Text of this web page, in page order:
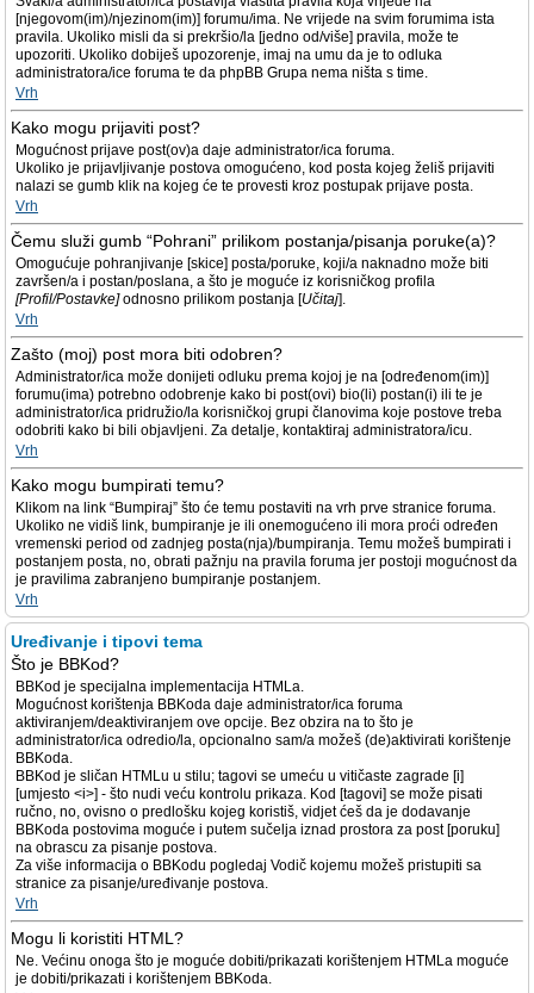
[njegovom(im)/njezinom(im)] forumu/ima. Ne vrijede na svim forumima ista
pravila. Ukoliko misli da si prekršio/la [jedno od/više] pravila, može te
upozoriti. Ukoliko dobiješ upozorenje, imaj na umu da je to odluka
administratora/ice foruma te da phpBB Grupa nema ništa s time.
Vrh
Kako mogu prijaviti post?
Mogućnost prijave post(ov)a daje administrator/ica foruma.
Ukoliko je prijavljivanje postova omogućeno, kod posta kojeg želiš prijaviti
nalazi se gumb klik na kojeg će te provesti kroz postupak prijave posta.
Vrh
Čemu služi gumb “Pohrani” prilikom postanja/pisanja poruke(a)?
Omogućuje pohranjivanje [skice] posta/poruke, koji/a naknadno može biti
završen/a i postan/poslana, a što je moguće iz korisničkog profila
[Profil/Postavke]odnosno prilikom postanja [Učitaj].
Vrh
Zašto (moj) post mora biti odobren?
Administrator/ica može donijeti odluku prema kojoj je na [određenom(im)]
forumu(ima) potrebno odobrenje kako bi post(ovi) bio(li) postan(i) ili te je
administrator/ica pridružio/la korisničkoj grupi članovima koje postove treba
odobriti kako bi bili objavljeni. Za detalje, kontaktiraj administratora/icu.
Vrh
Kako mogu bumpirati temu?
Klikom na link “Bumpiraj” što će temu postaviti na vrh prve stranice foruma.
Ukoliko ne vidiš link, bumpiranje je ili onemogućeno ili mora proći određen
vremenski period od zadnjeg posta(nja)/bumpiranja. Temu možeš bumpirati i
postanjem posta, no, obrati pažnju na pravila foruma jer postoji mogućnost da
je pravilima zabranjeno bumpiranje postanjem.
Vrh
Uređivanje i tipovi tema
Što je BBKod?
BBKod je specijalna implementacija HTMLa.
Mogućnost korištenja BBKoda daje administrator/ica foruma
aktiviranjem/deaktiviranjem ove opcije. Bez obzira na to što je
administrator/ica odredio/la, opcionalno sam/a možeš (de)aktivirati korištenje
BBKoda.
BBKod je sličan HTMLu u stilu; tagovi se umeću u vitičaste zagrade [i]
[umjesto <i>] - što nudi veću kontrolu prikaza. Kod [tagovi] se može pisati
ručno, no, ovisno o predlošku kojeg koristiš, vidjet ćeš da je dodavanje
BBKoda postovima moguće i putem sučelja iznad prostora za post [poruku]
na obrascu za pisanje postova.
Za više informacija o BBKodu pogledaj Vodič kojemu možeš pristupiti sa
stranice za pisanje/uređivanje postova.
Vrh
Mogu li koristiti HTML?
Ne. Većinu onoga što je moguće dobiti/prikazati korištenjem HTMLa moguće
je dobiti/prikazati i korištenjem BBKoda.